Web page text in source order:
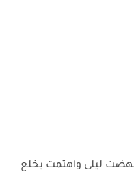
ليلى واهتمت بخلع